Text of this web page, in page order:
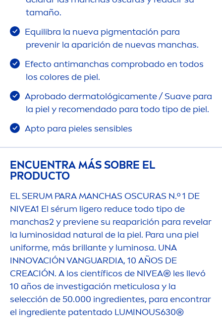
tamaño.
Equilibra la nueva pigmentación para
prevenir la aparición de nuevas manchas.
Efecto antimanchas comprobado en todos
los colores de piel.
Aprobado dermatológicamente / Suave para
la piel y recomendado para todo tipo de piel.
Apto para pieles sensibles
ENCUENTRA MÁS SOBRE EL
PRODUCTO
EL SERUM PARA MANCHAS OSCURAS N.º 1 DE
NIVEA1 El sérum ligero reduce todo tipo de
manchas2 y previene su reaparición para revelar
la luminosidad natural de la piel. Para una piel
uniforme, más brillante y luminosa. UNA
INNOVACIÓN VANGUARDIA, 10 AÑOS DE
CREACIÓN. A los científicos de NIVEA® les llevó
10 años de investigación meticulosa y la
selección de 50.000 ingredientes, para encontrar
el ingrediente patentado LUMINOUS630®